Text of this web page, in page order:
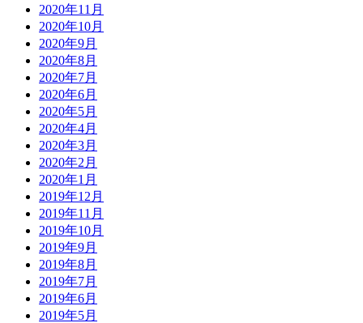
2020年11月
2020年10月
2020年9月
2020年8月
2020年7月
2020年6月
2020年5月
2020年4月
2020年3月
2020年2月
2020年1月
2019年12月
2019年11月
2019年10月
2019年9月
2019年8月
2019年7月
2019年6月
2019年5月